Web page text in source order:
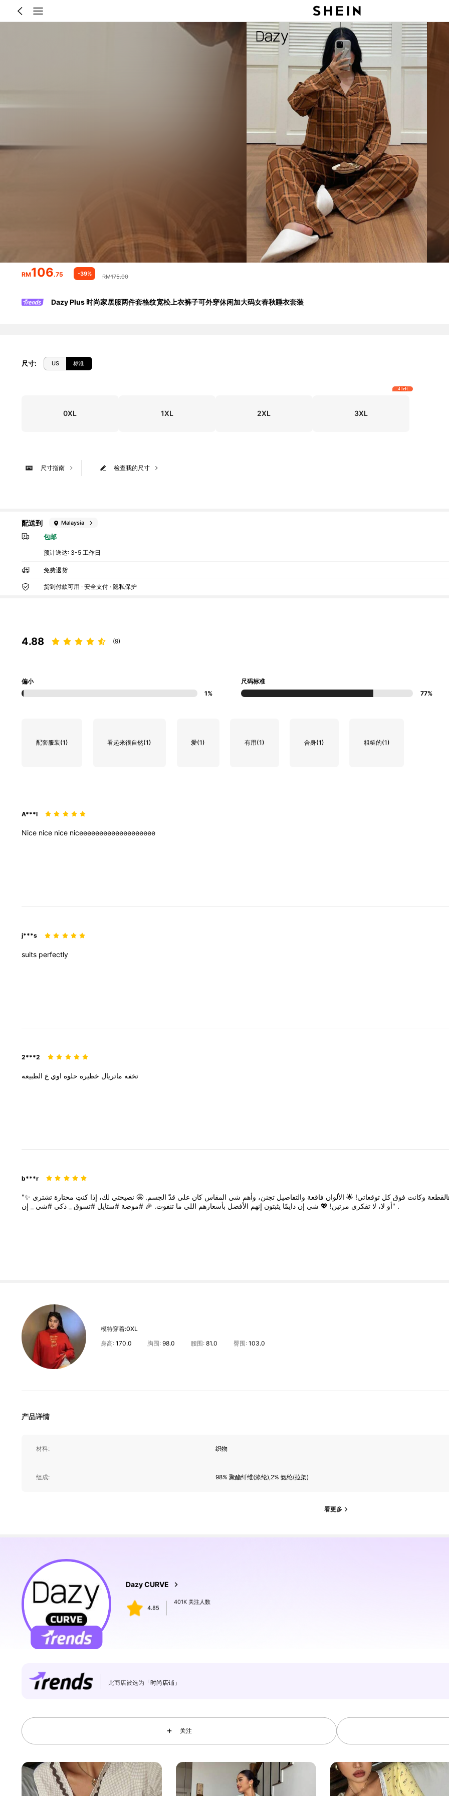
RM106.75 -39% RM175.00
Dazy Plus 时尚家居服两件套格纹宽松上衣裤子可外穿休闲加大码女春秋睡衣套装
尺寸: US 标准
0XL 1XL 2XL 3XL
4 left
检查我的尺寸
尺寸指南
配送到 Malaysia
包邮
预计送达: 3-5 工作日
免费退货
货到付款可用 · 安全支付 · 隐私保护
4.88 (9)
偏小
1%
尺码标准
77%
配套服装(1) 看起来很自然(1) 爱(1) 有用(1) 合身(1) 粗糙的(1)
A***l
Nice nice nice niceeeeeeeeeeeeeeeeeee
j***s
suits perfectly
2***2
تخفه ماتريال خطيره حلوه اوي ع الطبيعه
b***r
"✨ وكانت فوق كل توقعاتي! 🌟 الألوان فاقعة والتفاصيل تجنن، وأهم شي المقاس كان على قدّ الجسم. 🤩 نصيحتي لك، إذا كنتِ محتارة تشتري
أو لا، لا تفكري مرتين! 💖 شي إن دايمًا يثبتون إنهم الأفضل بأسعارهم اللي ما تنفوت. 🎉 #موضة #ستايل #تسوق ذكي #شي إن" .
模特穿着:0XL
身高: 170.0 胸围:98.0 腰围: 81.0 臀围: 103.0
产品详情
材料: 织物
组成: 98% 聚酯纤维(涤纶),2% 氨纶(拉架)
看更多
Dazy CURVE
4.85
a***h
4.85
4.85
401K 关注人数
此商店被选为 「时尚店铺」
关注